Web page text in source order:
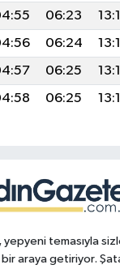
06:23
06:24
06:25
06:25
temasıyla
araya getiriyor.